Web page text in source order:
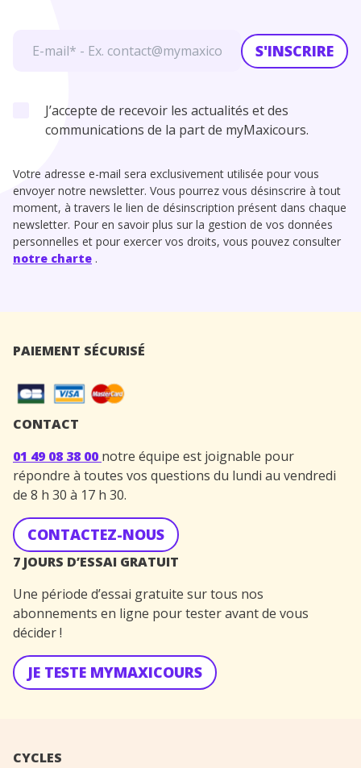
S'INSCRIRE
J’accepte de recevoir les actualités et des
communications de la part de myMaxicours.
Votre adresse e-mail sera exclusivement utilisée pour vous
envoyer notre newsletter. Vous pourrez vous désinscrire à tout
moment, à travers le lien de désinscription présent dans chaque
newsletter. Pour en savoir plus sur la gestion de vos données
personnelles et pour exercer vos droits, vous pouvez consulter
notre charte .
PAIEMENT SÉCURISÉ
CONTACT
01 49 08 38 00 notre équipe est joignable pour
répondre à toutes vos questions du lundi au vendredi
de 8 h 30 à 17 h 30.
CONTACTEZ-NOUS
7 JOURS D’ESSAI GRATUIT
Une période d’essai gratuite sur tous nos
abonnements en ligne pour tester avant de vous
décider !
JE TESTE MYMAXICOURS
CYCLES